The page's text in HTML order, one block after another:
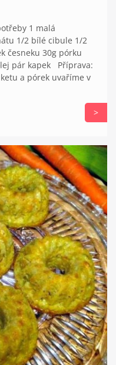
1 malá
1/2 bílé cibule 1/2
česneku 30g pórku
pár kapek Příprava:
a pórek uvaříme v
>